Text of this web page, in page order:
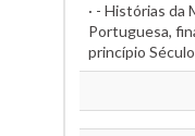
· - Histórias da
Portuguesa,
princípio